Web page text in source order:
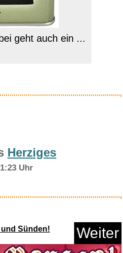
geht auch ein ...
Anzeige
Herziges
Uhr
Sünden! Weiter